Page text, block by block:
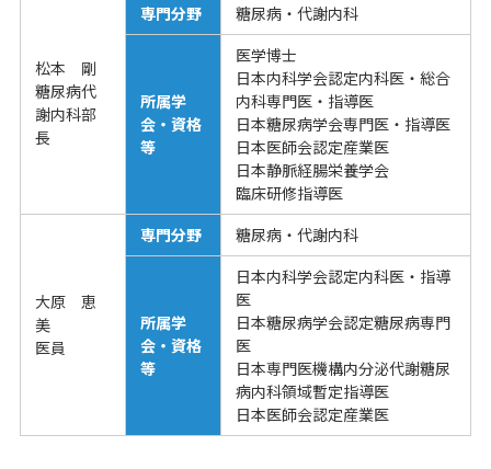
松本 剛
糖尿病代
謝内科部
長
専門分野 糖尿病・代謝内科
所属学
会・資格
等
医学博士
日本内科学会認定内科医・総合
内科専門医・指導医
日本糖尿病学会専門医・指導医
日本医師会認定産業医
日本静脈経腸栄養学会
臨床研修指導医
大原 恵
美
医員
専門分野 糖尿病・代謝内科
所属学
会・資格
等
日本内科学会認定内科医・指導
医
日本糖尿病学会認定糖尿病専門
医
日本専門医機構内分泌代謝糖尿
病内科領域暫定指導医
日本医師会認定産業医